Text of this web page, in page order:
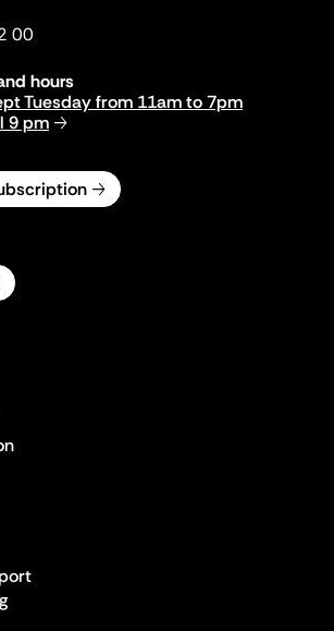
00
hours
Tuesday from 11am to 7pm
9 pm